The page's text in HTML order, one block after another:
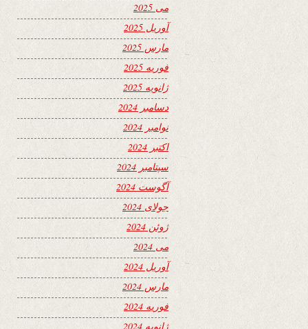
می 2025
آوریل 2025
مارس 2025
فوریه 2025
ژانویه 2025
دسامبر 2024
نوامبر 2024
اکتبر 2024
سپتامبر 2024
آگوست 2024
جولای 2024
ژوئن 2024
می 2024
آوریل 2024
مارس 2024
فوریه 2024
ژانویه 2024